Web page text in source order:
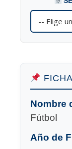
Nombre
Fútbol
Año de